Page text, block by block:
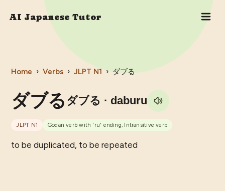
AI Japanese Tutor
Home › Verbs › JLPT N1 › ダブる
ダブる ダブる · daburu
JLPT N1 Godan verb with 'ru' ending, Intransitive verb
to be duplicated, to be repeated